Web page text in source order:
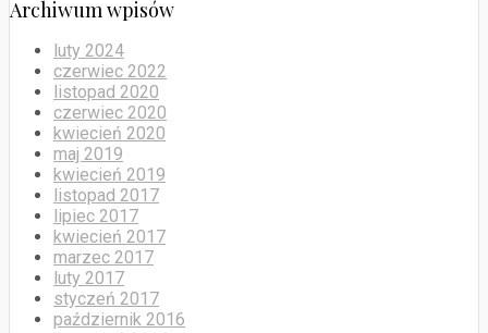
Archiwum wpisów
luty 2024
czerwiec 2022
listopad 2020
czerwiec 2020
kwiecień 2020
maj 2019
kwiecień 2019
listopad 2017
lipiec 2017
kwiecień 2017
marzec 2017
luty 2017
styczeń 2017
październik 2016